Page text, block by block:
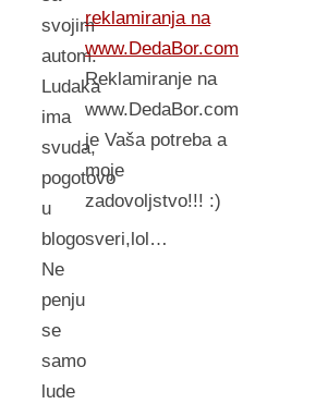
svojim
autom.
Ludaka
ima
svuda,
pogotovo
u
blogosveri,lol…
Ne
penju
se
samo
lude
reklamiranja na
www.DedaBor.com
Reklamiranje na
www.DedaBor.com
je Vaša potreba a
moje
zadovoljstvo!!! :)